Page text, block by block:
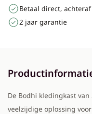
Betaal direct,
2 jaar garantie
De Bodhi kledingkast
veelzijdige oplossing